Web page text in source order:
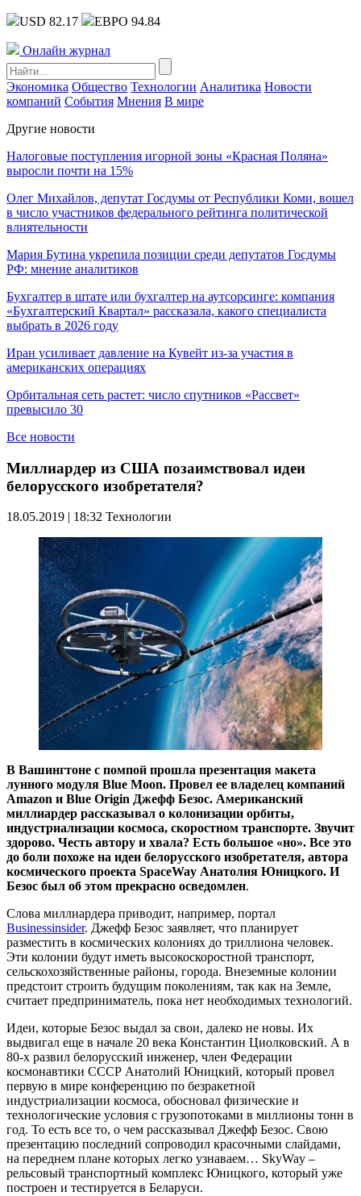
USD 82.17 ЕВРО 94.84
Онлайн журнал
Экономика Общество Технологии Аналитика Новости
компаний События Мнения В мире
Другие новости
Налоговые поступления игорной зоны «Красная Поляна»
выросли почти на 15%
Олег Михайлов, депутат Госдумы от Республики Коми, вошел
в число участников федерального рейтинга политической
влиятельности
Мария Бутина укрепила позиции среди депутатов Госдумы
РФ: мнение аналитиков
Бухгалтер в штате или бухгалтер на аутсорсинге: компания
«Бухгалтерский Квартал» рассказала, какого специалиста
выбрать в 2026 году
Иран усиливает давление на Кувейт из-за участия в
американских операциях
Орбитальная сеть растет: число спутников «Рассвет»
превысило 30
Все новости
Миллиардер из США позаимствовал идеи
белорусского изобретателя?
18.05.2019 | 18:32 Технологии
В Вашингтоне с помпой прошла презентация макета
лунного модуля Blue Moon. Провел ее владелец компаний
Amazon и Blue Origin Джефф Безос. Американский
миллиардер рассказывал о колонизации орбиты,
индустриализации космоса, скоростном транспорте. Звучит
здорово. Честь автору и хвала? Есть большое «но». Все это
до боли похоже на идеи белорусского изобретателя, автора
космического проекта SpaceWay Анатолия Юницкого. И
Безос был об этом прекрасно осведомлен.
Слова миллиардера приводит, например, портал
Businessinsider. Джефф Безос заявляет, что планирует
разместить в космических колониях до триллиона человек.
Эти колонии будут иметь высокоскоростной транспорт,
сельскохозяйственные районы, города. Внеземные колонии
предстоит строить будущим поколениям, так как на Земле,
считает предприниматель, пока нет необходимых технологий.
Идеи, которые Безос выдал за свои, далеко не новы. Их
выдвигал еще в начале 20 века Константин Циолковский. А в
80-х развил белорусский инженер, член Федерации
космонавтики СССР Анатолий Юницкий, который провел
первую в мире конференцию по безракетной
индустриализации космоса, обосновал физические и
технологические условия с грузопотоками в миллионы тонн в
год. То есть все то, о чем рассказывал Джефф Безос. Свою
презентацию последний сопроводил красочными слайдами,
на переднем плане которых легко узнаваем… SkyWay –
рельсовый транспортный комплекс Юницкого, который уже
построен и тестируется в Беларуси.